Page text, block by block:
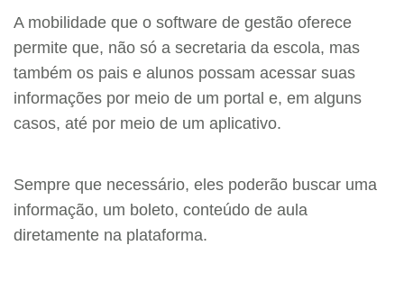
A mobilidade que o software de gestão oferece
permite que, não só a secretaria da escola, mas
também os pais e alunos possam acessar suas
informações por meio de um portal e, em alguns
casos, até por meio de um aplicativo.
Sempre que necessário, eles poderão buscar uma
informação, um boleto, conteúdo de aula
diretamente na plataforma.